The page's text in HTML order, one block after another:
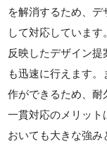
を解消するため、
して対応していま
反映したデザイン
も迅速に行えます
作ができるため、耐
一貫対応のメリット
おいても大きな強み